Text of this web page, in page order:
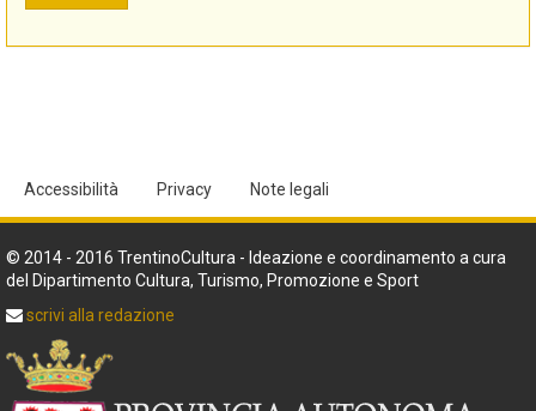
Accessibilità Privacy Note legali
© 2014 - 2016 TrentinoCultura - Ideazione e coordinamento a cura
del Dipartimento Cultura, Turismo, Promozione e Sport
scrivi alla redazione